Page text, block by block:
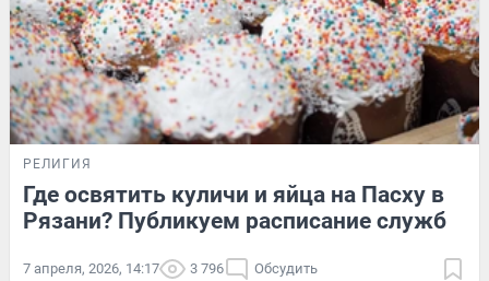
РЕЛИГИЯ
Где освятить куличи и яйца на Пасху в
Рязани? Публикуем расписание служб
7 апреля, 2026, 14:17 3 796 Обсудить